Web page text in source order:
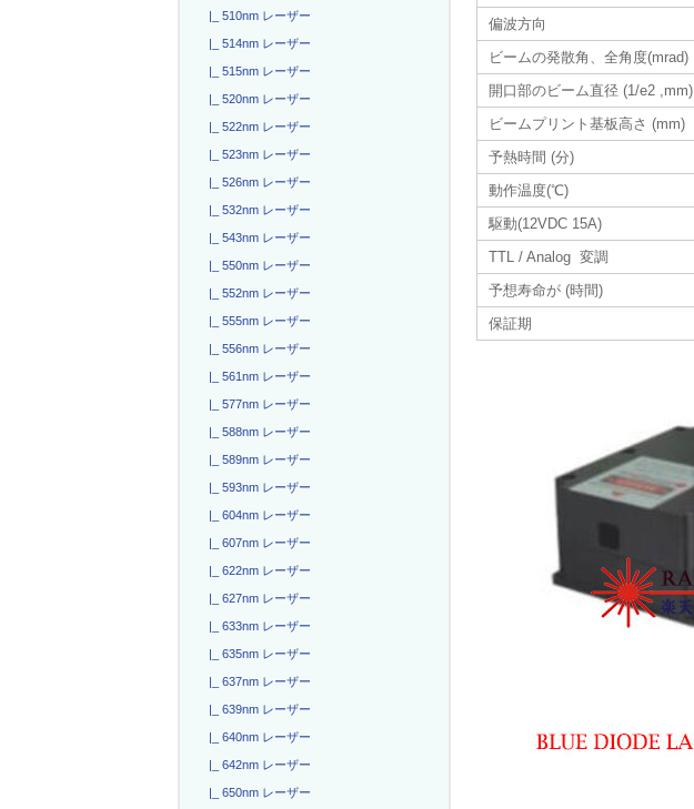
|_ 510nm レーザー
|_ 514nm レーザー
|_ 515nm レーザー
|_ 520nm レーザー
|_ 522nm レーザー
|_ 523nm レーザー
|_ 526nm レーザー
|_ 532nm レーザー
|_ 543nm レーザー
|_ 550nm レーザー
|_ 552nm レーザー
|_ 555nm レーザー
|_ 556nm レーザー
|_ 561nm レーザー
|_ 577nm レーザー
|_ 588nm レーザー
|_ 589nm レーザー
|_ 593nm レーザー
|_ 604nm レーザー
|_ 607nm レーザー
|_ 622nm レーザー
|_ 627nm レーザー
|_ 633nm レーザー
|_ 635nm レーザー
|_ 637nm レーザー
|_ 639nm レーザー
|_ 640nm レーザー
|_ 642nm レーザー
|_ 650nm レーザー
偏波方向
ビームの発散角、全角度(mrad)
開口部のビーム直径 (1/e2 ,mm)
ビームプリント基板高さ (mm)
予熱時間 (分)
動作温度(℃)
駆動(12VDC 15A)
TTL / Analog 変調
予想寿命が (時間)
保証期